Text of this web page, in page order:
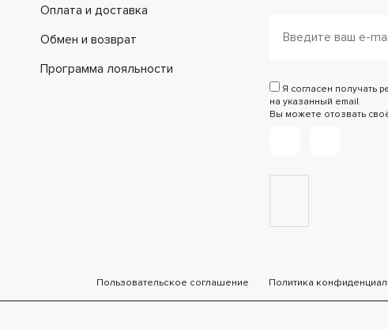
Оплата и доставка
Обмен и возврат
Программа лояльности
Я согласен получать
на указанный email.
Вы можете отозвать
Пользовательское соглашение Политика